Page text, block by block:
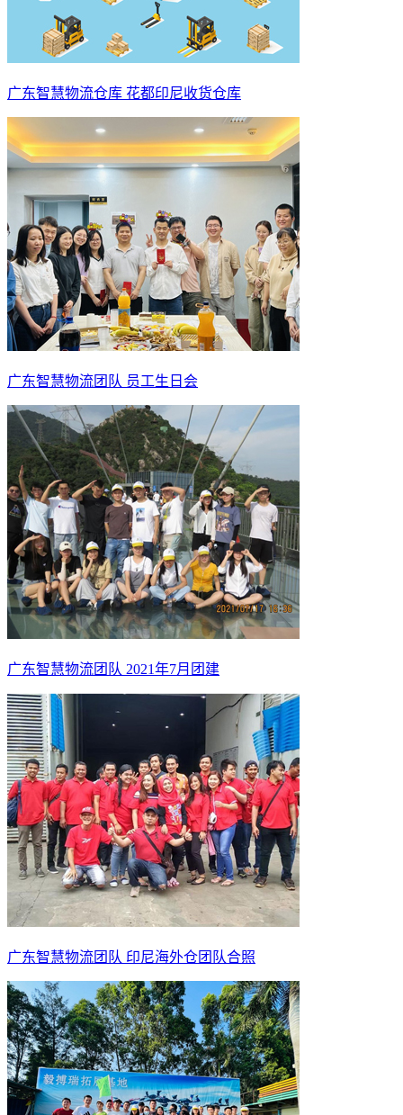
广东智慧物流仓库 花都印尼收货仓库
广东智慧物流团队 员工生日会
广东智慧物流团队 2021年7月团建
广东智慧物流团队 印尼海外仓团队合照